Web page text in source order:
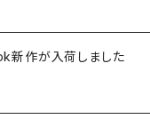
ィ
新作が入荷しました